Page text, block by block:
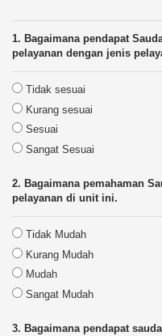
1. Bagaimana pendapat
pelayanan dengan jenis
Tidak sesuai
Kurang sesuai
Sesuai
Sangat Sesuai
2. Bagaimana pemahaman
pelayanan di unit ini.
Tidak Mudah
Kurang Mudah
Mudah
Sangat Mudah
3. Bagaimana pendapat